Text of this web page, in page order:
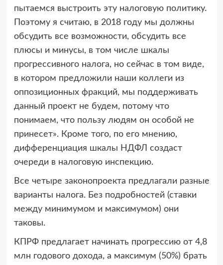
пытаемся выстроить эту налоговую политику.
Поэтому я считаю, в 2018 году мы должны
обсудить все возможности, обсудить все
плюсы и минусы, в том числе шкалы
прогрессивного налога, но сейчас в том виде,
в котором предложили наши коллеги из
оппозиционных фракций, мы поддерживать
данный проект не будем, потому что
понимаем, что пользу людям он особой не
принесет». Кроме того, по его мнению,
дифференциация шкалы НДФЛ создаст
очереди в налоговую инспекцию.
Все четыре законопроекта предлагали разные
варианты налога. Без подробностей (ставки
между минимумом и максимумом) они
таковы.
КПРФ предлагает начинать прогрессию от 4,8
млн годового дохода, а максимум (50%) брать